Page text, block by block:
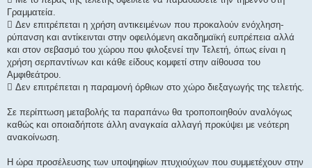
Γραμματεία.
 Δεν επιτρέπεται η χρήση αντικειμένων που προκαλούν ενόχληση-
ρύπανση και αντίκεινται στην οφειλόμενη ακαδημαϊκή ευπρέπεια αλλά
και στον σεβασμό του χώρου που φιλοξενεί την Τελετή, όπως είναι η
χρήση σερπαντίνων και κάθε είδους κομφετί στην αίθουσα του
Αμφιθεάτρου.
 Δεν επιτρέπεται η παραμονή όρθιων στο χώρο διεξαγωγής της τελετής.
Σε περίπτωση μεταβολής τα παραπάνω θα τροποποιηθούν αναλόγως
καθώς και οποιαδήποτε άλλη αναγκαία αλλαγή προκύψει με νεότερη
ανακοίνωση.
Η ώρα προσέλευσης των υποψηφίων πτυχιούχων που συμμετέχουν στην